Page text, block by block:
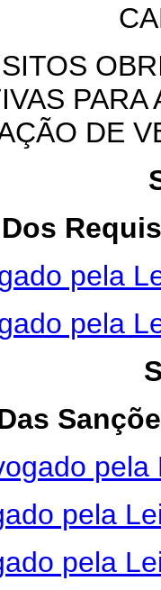
PARA
DE
Dos
pela
pela
pela
pela
pela